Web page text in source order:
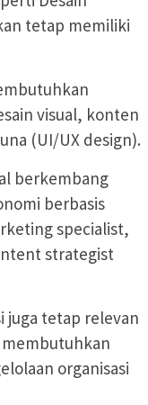
tetap memiliki
visual, konten
(UI/UX design).
berkembang
berbasis
specialist,
strategist
juga tetap relevan
membutuhkan
organisasi